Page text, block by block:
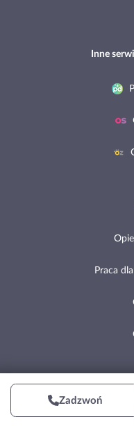
Zadzwoń
Inne
Praca
Copyright ©